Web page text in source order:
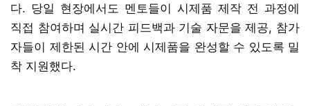
다. 당일 현장에서도 멘토들이 시제품 제작 전 과정에
직접 참여하며 실시간 피드백과 기술 자문을 제공, 참가
자들이 제한된 시간 안에 시제품을 완성할 수 있도록 밀
착 지원했다.